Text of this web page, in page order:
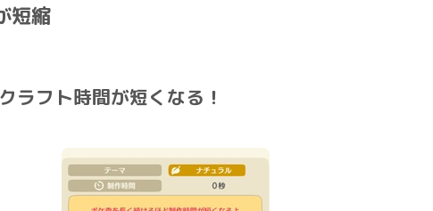
短縮
ラフト時間が短くなる！